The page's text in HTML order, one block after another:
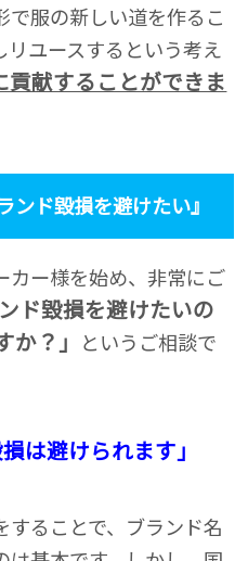
で服の新しい道を作るこ
リユースするという考え
貢献することができま
ド毀損を避けたい』
カー様を始め、非常にご
ンド毀損を避けたいの
？」 というご相談で
は避けられます」
ることで、ブランド名